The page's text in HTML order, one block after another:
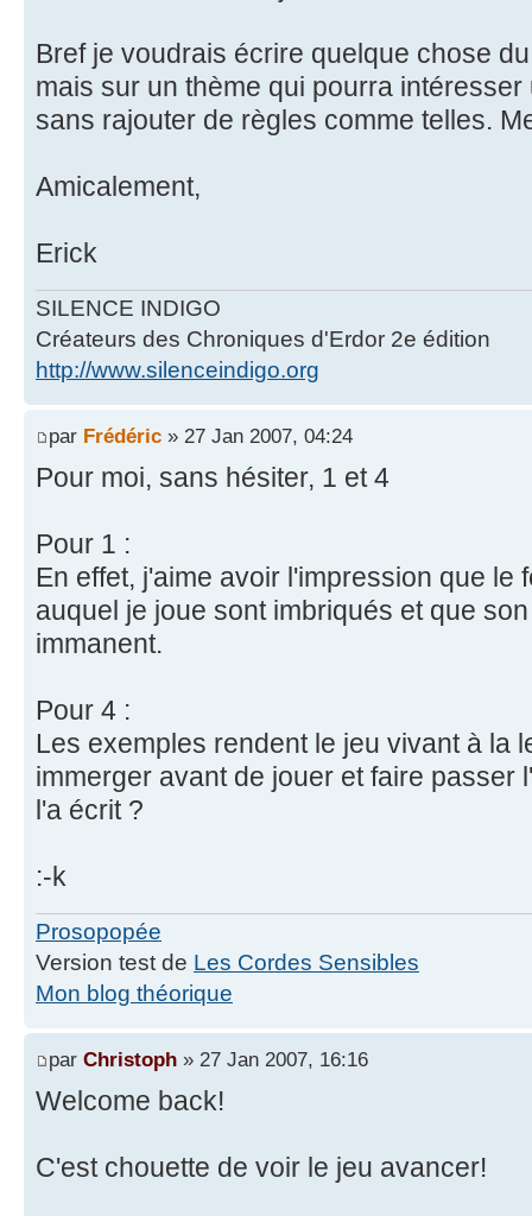
Bref je voudrais écrire quelque chose
mais sur un thème qui pourra
sans rajouter de règles comme telles.
Amicalement,
Erick
SILENCE INDIGO
Créateurs des Chroniques d'Erdor 2e édition
http://www.silenceindigo.org
par Frédéric » 27 Jan 2007, 04:24
Pour moi, sans hésiter, 1 et 4
Pour 1 :
En effet, j'aime avoir l'impression que le
auquel je joue sont imbriqués et que
immanent.
Pour 4 :
Les exemples rendent le jeu vivant à la
immerger avant de jouer et faire passer
l'a écrit ?
:-k
Prosopopée
Version test de Les Cordes Sensibles
Mon blog théorique
par Christoph » 27 Jan 2007, 16:16
Welcome back!
C'est chouette de voir le jeu avancer!